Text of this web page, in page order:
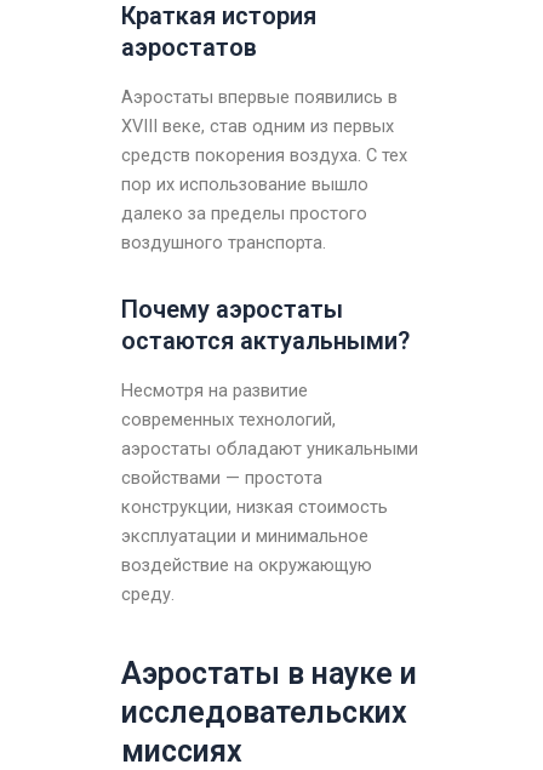
Краткая история
аэростатов
Аэростаты впервые появились в
XVIII веке, став одним из первых
средств покорения воздуха. С тех
пор их использование вышло
далеко за пределы простого
воздушного транспорта.
Почему аэростаты
остаются актуальными?
Несмотря на развитие
современных технологий,
аэростаты обладают уникальными
свойствами — простота
конструкции, низкая стоимость
эксплуатации и минимальное
воздействие на окружающую
среду.
Аэростаты в науке и
исследовательских
миссиях